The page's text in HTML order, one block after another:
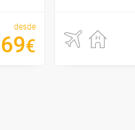
desde
€